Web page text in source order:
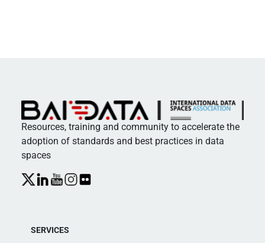
Resources, training and community to accelerate the
adoption of standards and best practices in data
spaces
SERVICES